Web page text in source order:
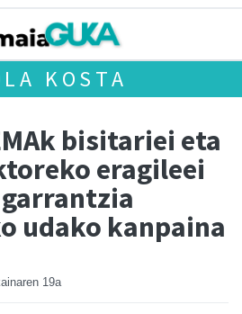
KOSTA
bisitariei eta
eragileei
udako kanpaina
19a